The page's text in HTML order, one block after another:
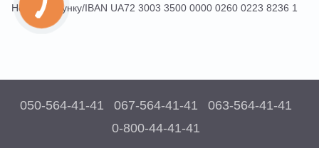
Номер рахунку/IBAN UA72 3003 3500 0000 0260 0223 8236 1
050-564-41-41 067-564-41-41
063-564-41-41
0-800-44-41-41